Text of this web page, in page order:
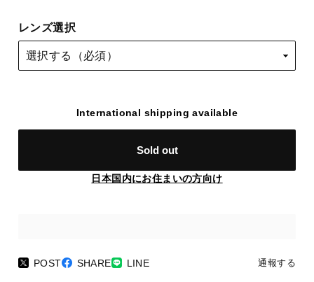
レンズ選択
International shipping available
Sold out
日本国内にお住まいの方向け
POST SHARE LINE 通報する